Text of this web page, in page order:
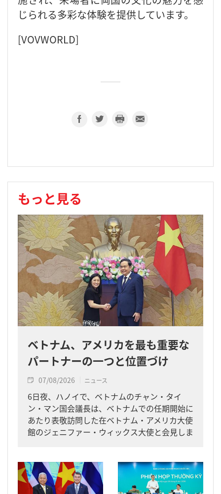
じられる多彩な体験を提供しています。
[VOVWORLD]
もっと見る
ベトナム、アメリカを最も重要な
パートナーの一つと位置づけ
07/08/2026 ニュース
6日夜、ハノイで、ベトナムのチャン・タイ
ン・マン国会議長は、ベトナムでの任期開始に
あたり表敬訪問した在ベトナム・アメリカ大使
館のジェニファー・ウィックス大使と会見しま